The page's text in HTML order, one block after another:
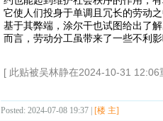
它使人们投身于单调且冗长的劳动
基于其弊端，涂尔干也试图给出了
而言，劳动分工虽带来了一些不利
[ 此贴被吴林静在2024-10-31 12:06
Posted: 2024-07-08 19:37 | [楼 主]